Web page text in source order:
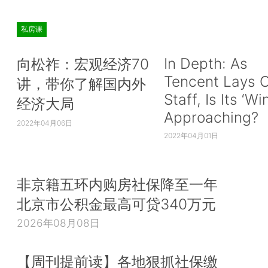
私房课
向松祚：宏观经济70
讲，带你了解国内外
经济大局
2022年04月06日
In Depth: As
Tencent Lays
Staff, Is Its
Approaching?
2022年04月01日
非京籍五环内购房社保降至一年
北京市公积金最高可贷340万元
2026年08月08日
【周刊提前读】各地狠抓社保缴